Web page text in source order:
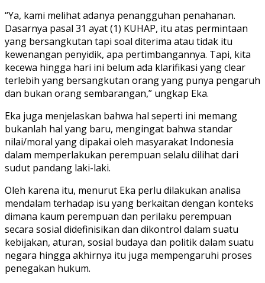
“Ya, kami melihat adanya penangguhan penahanan.
Dasarnya pasal 31 ayat (1) KUHAP, itu atas permintaan
yang bersangkutan tapi soal diterima atau tidak itu
kewenangan penyidik, apa pertimbangannya. Tapi, kita
kecewa hingga hari ini belum ada klarifikasi yang clear
terlebih yang bersangkutan orang yang punya pengaruh
dan bukan orang sembarangan,” ungkap Eka.
Eka juga menjelaskan bahwa hal seperti ini memang
bukanlah hal yang baru, mengingat bahwa standar
nilai/moral yang dipakai oleh masyarakat Indonesia
dalam memperlakukan perempuan selalu dilihat dari
sudut pandang laki-laki.
Oleh karena itu, menurut Eka perlu dilakukan analisa
mendalam terhadap isu yang berkaitan dengan konteks
dimana kaum perempuan dan perilaku perempuan
secara sosial didefinisikan dan dikontrol dalam suatu
kebijakan, aturan, sosial budaya dan politik dalam suatu
negara hingga akhirnya itu juga mempengaruhi proses
penegakan hukum.